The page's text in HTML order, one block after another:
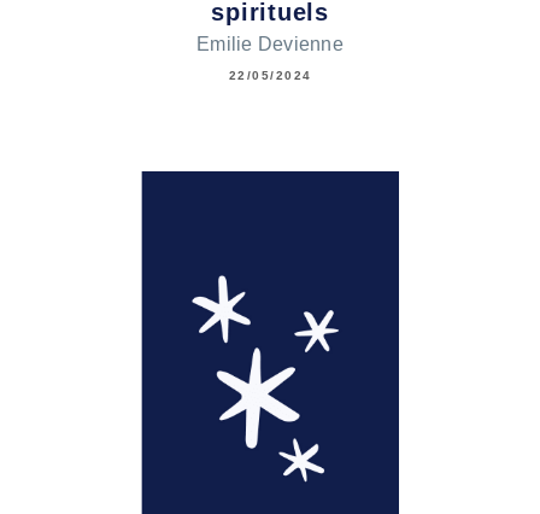
spirituels
Emilie Devienne
22/05/2024